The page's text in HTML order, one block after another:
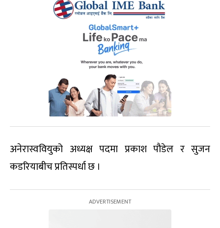
अनेरास्ववियुको अध्यक्ष पदमा प्रकाश पौडेल र सुजन
कडरियाबीच प्रतिस्पर्धा छ ।